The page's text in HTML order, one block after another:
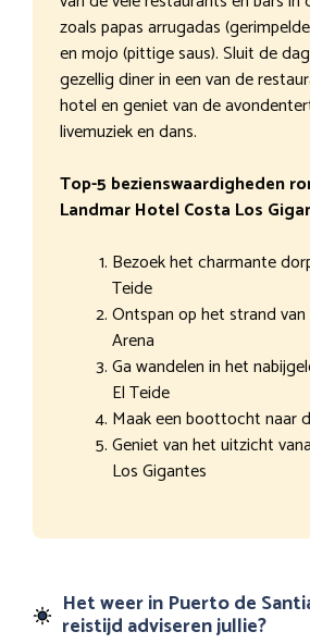
zoals papas arrugadas
en mojo (pittige saus). Sluit de
gezellig diner in een van de
hotel en geniet van de
livemuziek en dans.
Top-5 bezienswaardigheden
Landmar Hotel Costa Los
Bezoek het charmante
Teide
Ontspan op het strand van
Arena
Ga wandelen in het
El Teide
Maak een boottocht naar
Geniet van het uitzicht
Los Gigantes
Het weer in Puerto de
reistijd adviseren jullie?